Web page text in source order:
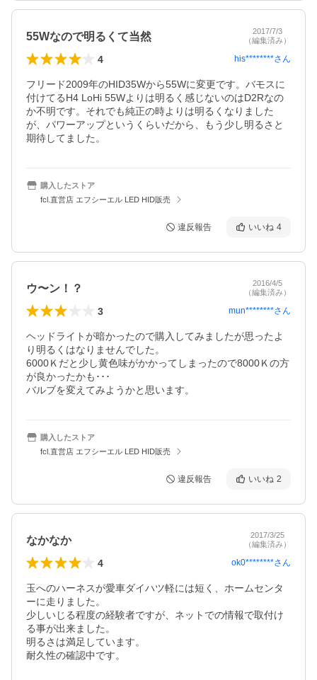
55Wなので明るくて当然
2017/7/3
（編集済み）
4 his********さん
フリード2009年のHID35Wから55Wに変更です。バモスに
付けてるH4 LoHi 55Wよりは明るく感じないのはD2Rなの
か不明です。それでも純正の時よりは明るくなりました
が、パワーアップというくらいだから、もう少し明るさと
期待してました。
購入したストア
fcl.直営店 エフシーエル LED HID販売
違反報告 いいね 4
ウ〜ン！？
2016/4/5
（編集済み）
3 mun********さん
ヘッドライトが暗かったので購入してみましたが思ったよ
り明るくはなりませんでした。
6000Ｋだと少し黄色味がかかってしまったので8000Ｋの方
が良かったかも･･･
バルブを変えてみようかと思います。
購入したストア
fcl.直営店 エフシーエル LED HID販売
違反報告 いいね 2
なかなか
2017/3/25
（編集済み）
4 ok0********さん
玉へのハーネスが愛車ダイハツ軽には短く、ホームセンタ
ーに走りました。
少しいじる程度の経験者ですが、ネットでの情報で取付け
る事が出来ました。
明るさは満足しています。
耐久性の確認中です。